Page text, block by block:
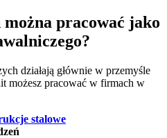
pracować jako
działają głównie w przemyśle
możesz pracować w firmach w
stalowe